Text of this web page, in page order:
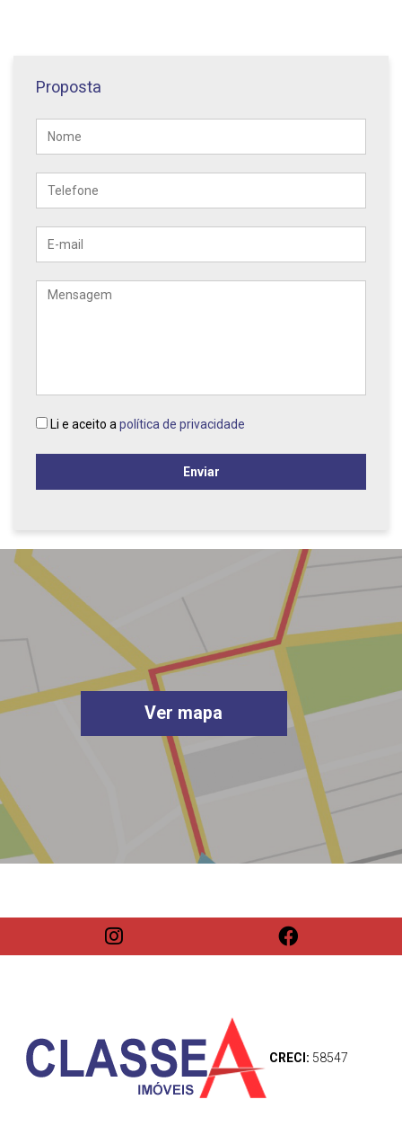
Proposta
Nome
Telefone
mail
Mensagem
Li e aceito a política de privacidade
Enviar
Ver mapa
CRECI: 58547